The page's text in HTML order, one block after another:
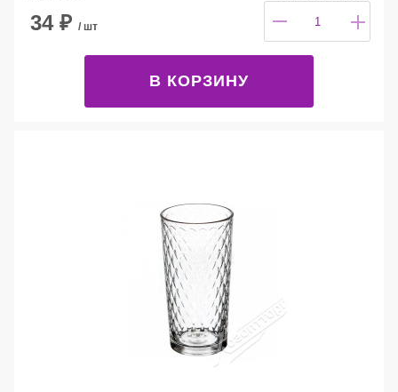
34₽ / шт
В КОРЗИНУ